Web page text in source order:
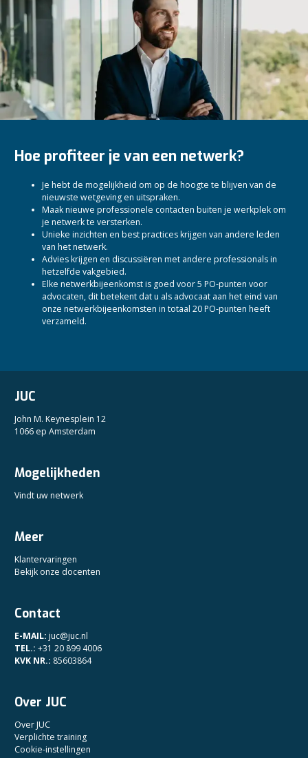
Hoe profiteer je van een netwerk?
Je hebt de mogelijkheid om op de hoogte te blijven van de
nieuwste wetgeving en uitspraken.
Maak nieuwe professionele contacten buiten je werkplek om
je netwerk te versterken.
Unieke inzichten en best practices krijgen van andere leden
van het netwerk.
Advies krijgen en discussiëren met andere professionals in
hetzelfde vakgebied.
Elke netwerkbijeenkomst is goed voor 5 PO-punten voor
advocaten, dit betekent dat u als advocaat aan het eind van
onze netwerkbijeenkomsten in totaal 20 PO-punten heeft
verzameld.
JUC
John M. Keynesplein 12
1066 ep Amsterdam
Mogelijkheden
Vindt uw netwerk
Meer
Klantervaringen
Bekijk onze docenten
Contact
E-MAIL: juc@juc.nl
TEL.: +31 20 899 4006
KVK NR.: 85603864
Over JUC
Over JUC
Verplichte training
Cookie-instellingen